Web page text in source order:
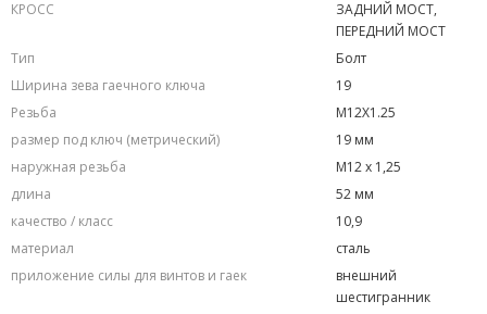
КРОСС
ЗАДНИЙ МОСТ,
ПЕРЕДНИЙ МОСТ
Тип
Болт
Ширина зева гаечного ключа
19
Резьба
M12X1.25
размер под ключ (метрический)
19 мм
наружная резьба
M12 x 1,25
длина
52 мм
качество / класс
10,9
материал
сталь
приложение силы для винтов и гаек
внешний
шестигранник